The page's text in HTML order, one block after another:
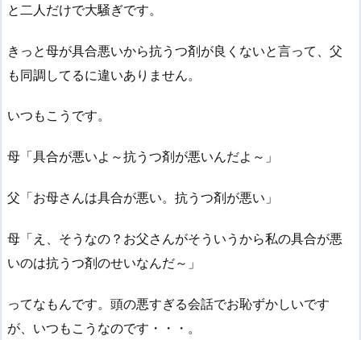
と二人だけで大騒ぎです。
きっと母が具合悪いから抗うつ剤が良くないと言って、父
も同調してるに違いありません。
いつもこうです。
母「具合が悪いよ～抗うつ剤が悪いんだよ～」
父「お母さんは具合が悪い。抗うつ剤が悪い」
母「え、そうなの？お父さんがそういうから私の具合が悪
いのは抗うつ剤のせいなんだ～」
ってなもんです。頭の悪すぎる会話でお恥ずかしいです
が、いつもこうなのです・・・。